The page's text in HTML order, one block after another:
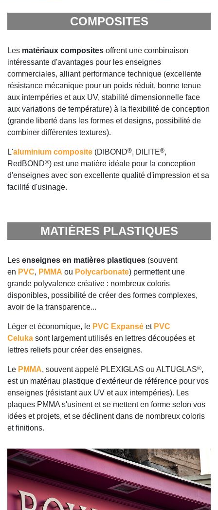
COMPOSITES
Les matériaux composites offrent une combinaison
intéressante d'avantages pour les enseignes
commerciales, alliant performance technique (excellente
résistance mécanique pour un poids réduit, bonne tenue
aux intempéries et aux UV, stabilité dimensionnelle face
aux variations de température) à la flexibilité de conception
(grande liberté dans les formes et designs, possibilité de
combiner différentes textures).
L'aluminium composite (DIBOND®, DILITE®,
RedBOND®) est une matière idéale pour la conception
d'enseignes avec son excellente qualité d'impression et sa
facilité d'usinage.
MATIÈRES PLASTIQUES
Les enseignes en matières plastiques (souvent
en PVC, PMMA ou Polycarbonate) permettent une
grande polyvalence créative : nombreux coloris
disponibles, possibilité de créer des formes complexes,
avoir de la transparence...
Léger et économique, le PVC Expansé et PVC
Celuka sont largement utilisés en lettres découpées et
lettres reliefs pour créer des enseignes.
Le PMMA, souvent appelé PLEXIGLAS ou ALTUGLAS®,
est un matériau plastique d'extérieur de référence pour vos
enseignes (résistant aux UV et aux intempéries). Les
plaques PMMA s'usinent et se mettent en forme selon vos
idées et projets, et se déclinent dans de nombreux coloris
et finitions.